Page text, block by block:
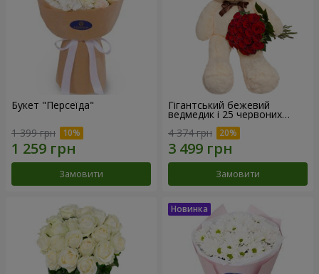
Букет "Персеїда"
1 399 грн
Замовити
Гігантський бежевий
ведмедик і 25 червоних
троянд
4 374 грн
Замовити